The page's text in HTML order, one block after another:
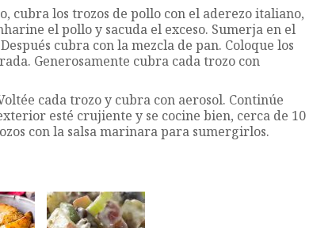
cubra los trozos de pollo con el aderezo italiano,
el pollo y sacuda el exceso. Sumerja en el
cubra con la mezcla de pan. Coloque los
Generosamente cubra cada trozo con
cada trozo y cubra con aerosol. Continúe
esté crujiente y se cocine bien, cerca de 10
con la salsa marinara para sumergirlos.